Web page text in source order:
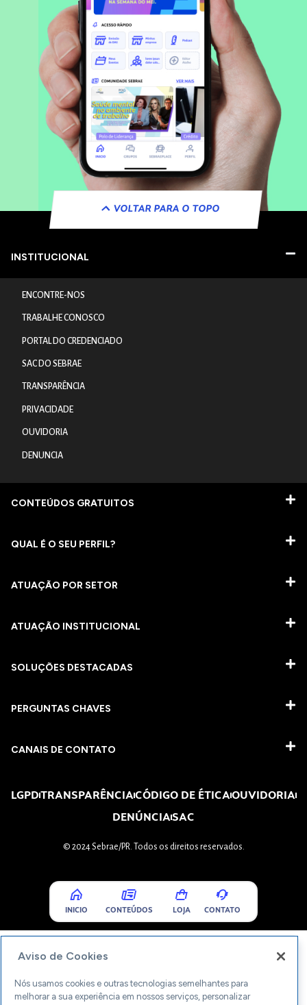
VOLTAR PARA O TOPO
INSTITUCIONAL
ENCONTRE-NOS
TRABALHE CONOSCO
PORTAL DO CREDENCIADO
SAC DO SEBRAE
TRANSPARÊNCIA
PRIVACIDADE
OUVIDORIA
DENUNCIA
CONTEÚDOS GRATUITOS
QUAL É O SEU PERFIL?
ATUAÇÃO POR SETOR
ATUAÇÃO INSTITUCIONAL
SOLUÇÕES DESTACADAS
PERGUNTAS CHAVES​
CANAIS DE CONTATO
LGPDTRANSPARÊNCIACÓDIGO DE ÉTICAOUVIDORIA
DENÚNCIASAC
© 2024 Sebrae/PR. Todos os direitos reservados.
INICIO CONTEÚDOS LOJA CONTATO
Aviso de Cookies
Nós usamos cookies e outras tecnologias semelhantes para
melhorar a sua experiência em nossos serviços, personalizar